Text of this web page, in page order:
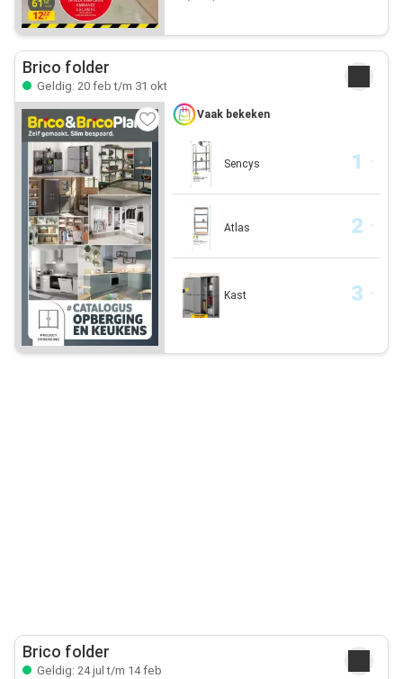
Brico folder
Geldig: 20 feb t/m 31 okt
Vaak bekeken
Sencys
Atlas
Kast
Brico folder
Geldig: 24 jul t/m 14 feb